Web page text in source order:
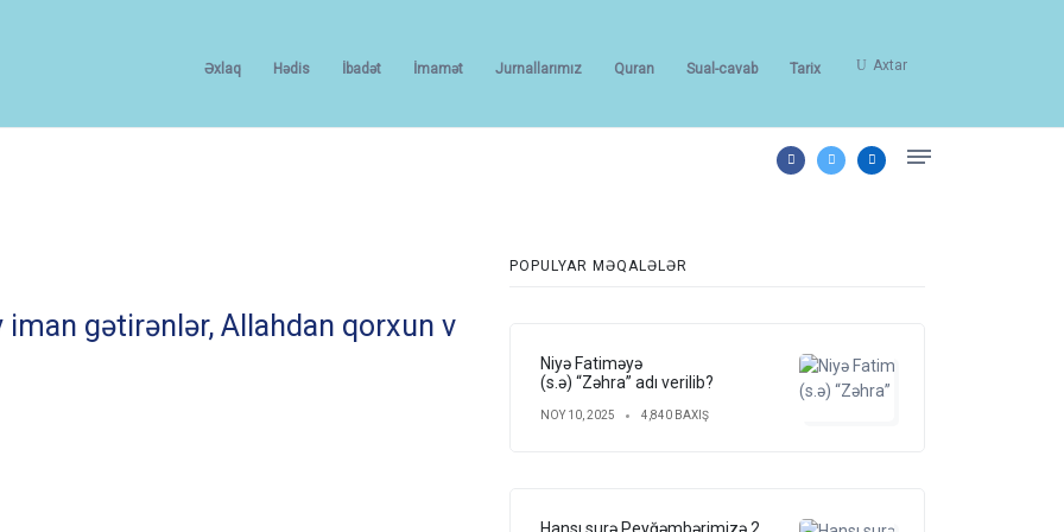
Əxlaq Hədis İbadət İmamət Jurnallarımız Quran Sual-cavab Tarix Axtar
gətirənlər, Allahdan qorxun və Peyğəmbərinə iman gətirin...(Hədid,28).
POPULYAR MƏQALƏLƏR
Niyə Fatiməyə
(s.ə) “Zəhra” adı verilib?
NOY 10, 2025 4,840 BAXIŞ